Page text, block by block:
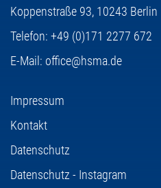
Koppenstraße 93, 10243 Berlin
Telefon: +49 (0)171 2277 672
E-Mail: office@hsma.de
Impressum
Kontakt
Datenschutz
Datenschutz - Instagram